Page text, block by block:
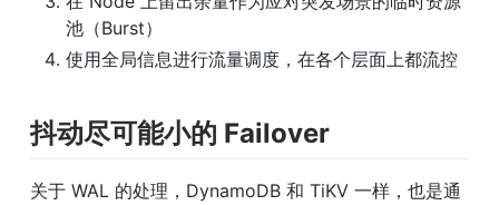
池（Burst）
使用全局信息进行流量调度，在各个层面上都流控
抖动尽可能小的 Failover
关于 WAL 的处理，DynamoDB 和 TiKV 一样，也是通